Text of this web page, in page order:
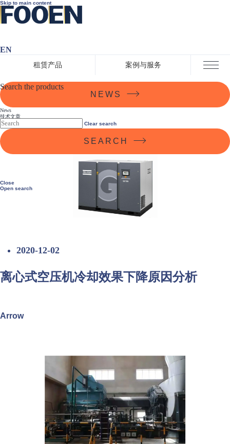
Skip to main content
租赁产品 案例与服务
EN
Search the products
Clear search
SEARCH
Close
Open search
NEWS
News
技术文章
企业动态
2020-12-02
离心式空压机冷却效果下降原因分析
Arrow